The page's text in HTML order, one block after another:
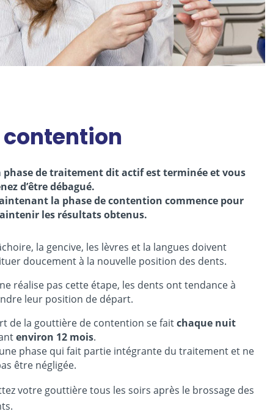
contention
phase de traitement dit actif est terminée et vous
d’être débagué.
la phase de contention commence pour
les résultats obtenus.
la gencive, les lèvres et la langues doivent
doucement à la nouvelle position des dents.
réalise pas cette étape, les dents ont tendance à
leur position de départ.
de la gouttière de contention se faitchaque nuit
environ 12 mois.
une phase qui fait partie intégrante du traitement et ne
être négligée.
votre gouttière tous les soirs après le brossage des